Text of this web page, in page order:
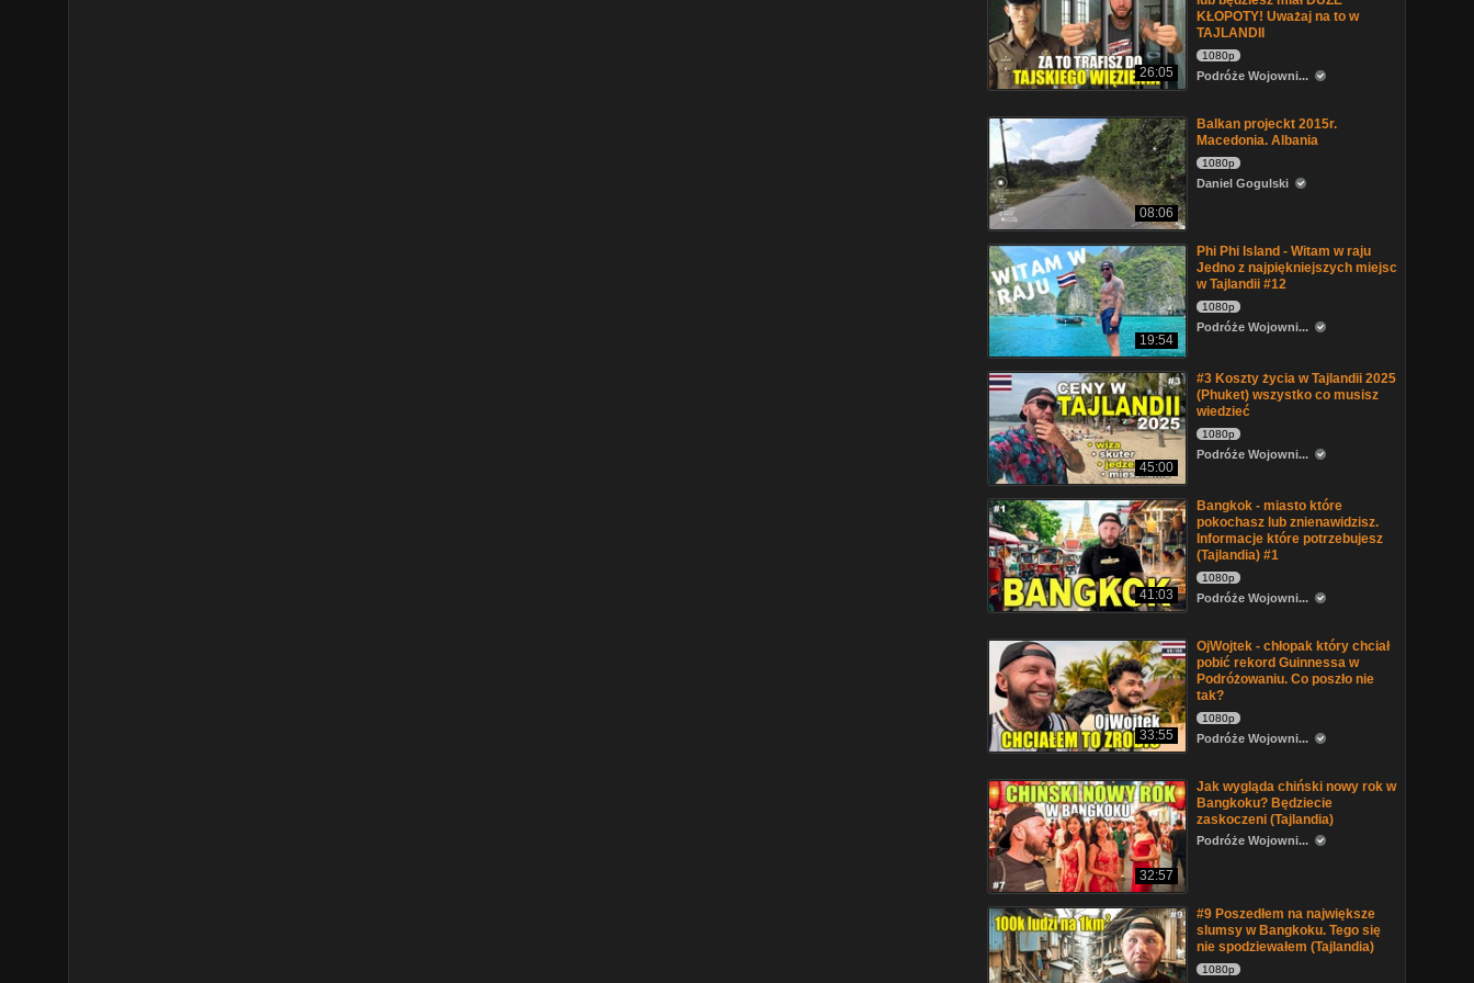
26:05
KŁOPOTY! Uważaj na to w
TAJLANDII
1080p
Podróże Wojowni...
08:06
Balkan projeckt 2015r.
Macedonia. Albania
1080p
Daniel Gogulski
19:54
Phi Phi Island - Witam w raju
Jedno z najpiękniejszych miejsc
w Tajlandii #12
1080p
Podróże Wojowni...
45:00
#3 Koszty życia w Tajlandii 2025
(Phuket) wszystko co musisz
wiedzieć
1080p
Podróże Wojowni...
41:03
Bangkok - miasto które
pokochasz lub znienawidzisz.
Informacje które potrzebujesz
(Tajlandia) #1
1080p
Podróże Wojowni...
33:55
OjWojtek - chłopak który chciał
pobić rekord Guinnessa w
Podróżowaniu. Co poszło nie
tak?
1080p
Podróże Wojowni...
32:57
Jak wygląda chiński nowy rok w
Bangkoku? Będziecie
zaskoczeni (Tajlandia)
Podróże Wojowni...
#9 Poszedłem na największe
slumsy w Bangkoku. Tego się
nie spodziewałem (Tajlandia)
1080p